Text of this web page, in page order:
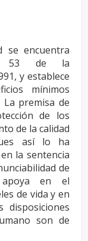
se encuentra
53 de la
y establece
mínimos
La premisa de
de los
de la calidad
así lo ha
la sentencia
de
en el
de vida y en
disposiciones
son de